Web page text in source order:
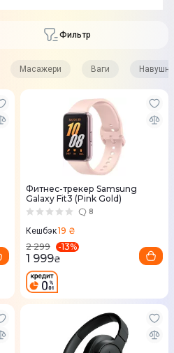
Фильтр
Масажери Ваги
Фитнес-трекер Samsung
Galaxy Fit3 (Pink Gold)
8
Кешбэк19 ₴
2 299
-13%
1 999₴